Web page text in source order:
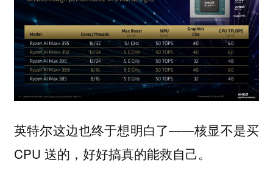
英特尔这边也终于想明白了——核显不是买
CPU 送的，好好搞真的能救自己。